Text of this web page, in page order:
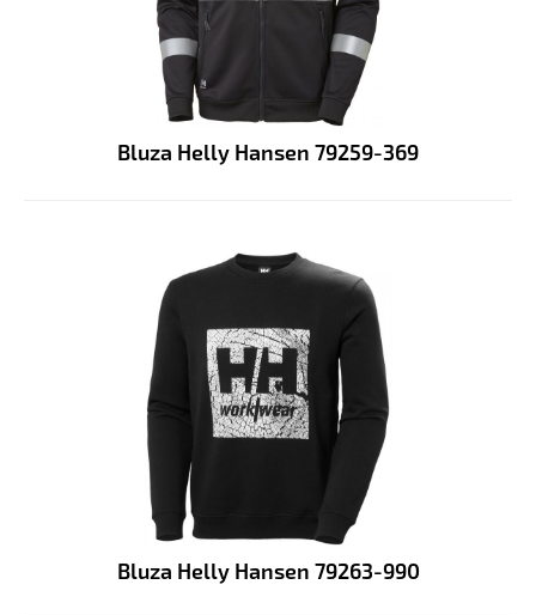
Bluza Helly Hansen 79259-369
Bluza Helly Hansen 79263-990